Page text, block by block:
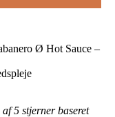
Ø Hot Sauce –
5 stjerner baseret